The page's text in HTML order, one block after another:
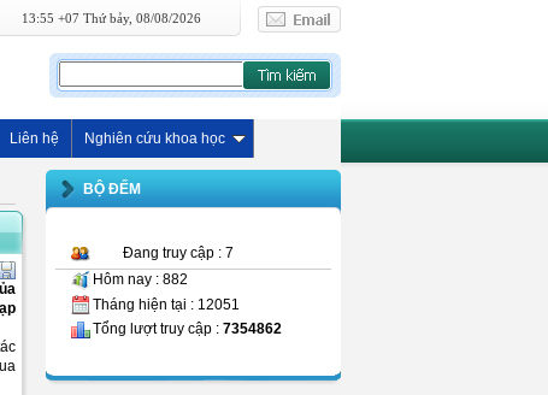
13:55 +07 Thứ bảy, 08/08/2026
Liên hệ Nghiên cứu khoa học
BỘ ĐẾM
Đang truy cập : 7
Hôm nay : 882
Tháng hiện tại : 12051
Tổng lượt truy cập : 7354862